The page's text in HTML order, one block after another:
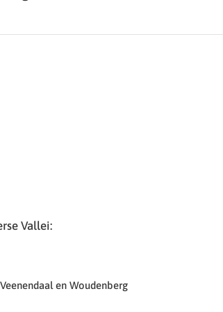
Vallei:
en Woudenberg